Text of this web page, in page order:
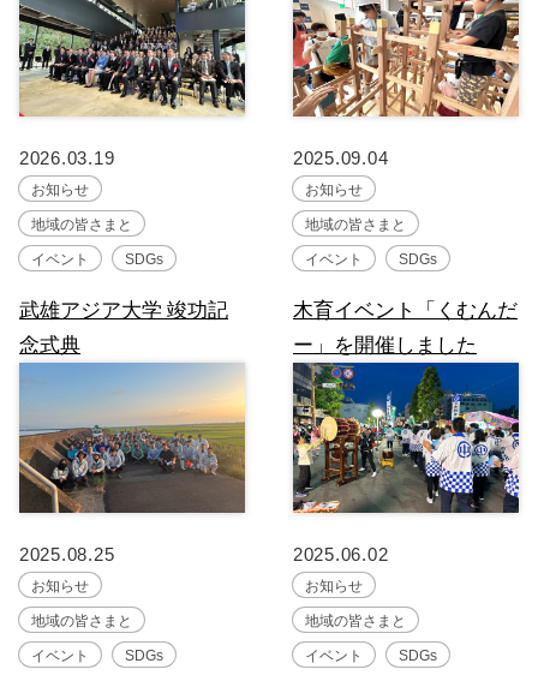
2026.03.19
お知らせ
地域の皆さまと
イベント SDGs
武雄アジア大学 竣功記
念式典
2025.09.04
お知らせ
地域の皆さまと
イベント SDGs
木育イベント「くむんだ
ー」を開催しました
2025.08.25
お知らせ
地域の皆さまと
イベント SDGs
2025.06.02
お知らせ
地域の皆さまと
イベント SDGs